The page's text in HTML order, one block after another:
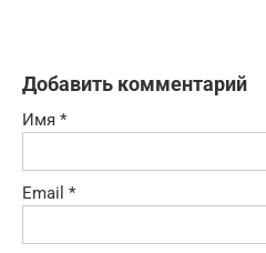
Добавить комментарий
Имя *
Email *